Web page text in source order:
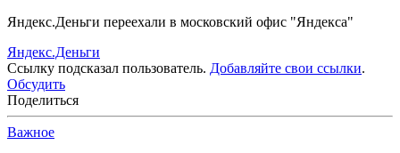
Яндекс.Деньги переехали в московский офис "Яндекса"
Яндекс.Деньги
Ссылку подсказал пользователь. Добавляйте свои ссылки.
Обсудить
Поделиться
Важное